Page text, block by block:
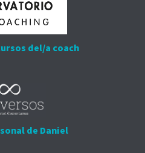
del/a coach
de Daniel